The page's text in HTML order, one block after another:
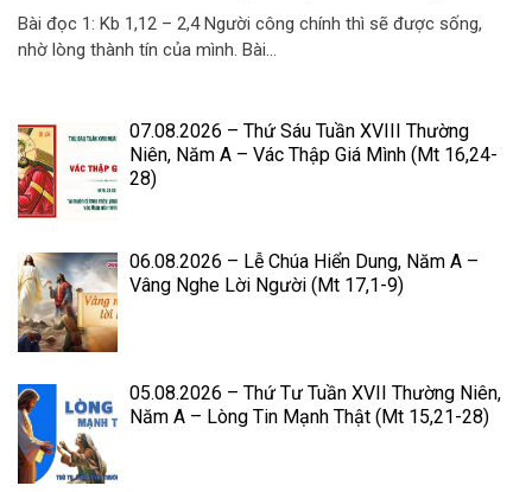
Bài đọc 1: Kb 1,12 – 2,4 Người công chính thì sẽ được sống,
nhờ lòng thành tín của mình. Bài...
07.08.2026 – Thứ Sáu Tuần XVIII Thường
Niên, Năm A – Vác Thập Giá Mình (Mt 16,24-
28)
06.08.2026 – Lễ Chúa Hiển Dung, Năm A –
Vâng Nghe Lời Người (Mt 17,1-9)
05.08.2026 – Thứ Tư Tuần XVII Thường Niên,
Năm A – Lòng Tin Mạnh Thật (Mt 15,21-28)